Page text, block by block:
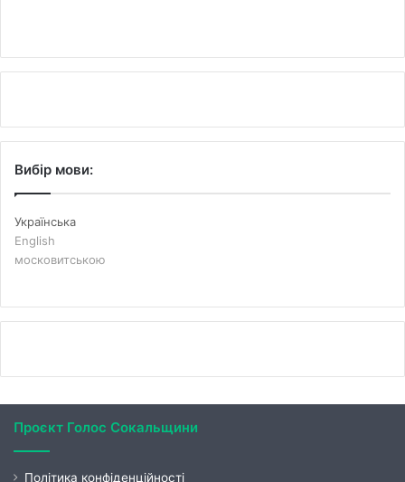
Вибір мови:
Українська
English
московитською
Проєкт Голос Сокальщини
Політика конфіденційності